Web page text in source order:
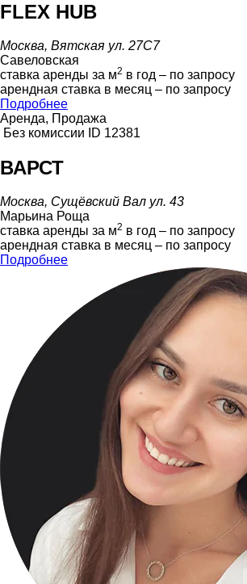
FLEX HUB
Москва, Вятская ул. 27С7
Савеловская
ставка аренды за м2 в год – по запросу
арендная ставка в месяц – по запросу
Подробнее
Аренда, Продажа
Без комиссии
ID 12381
ВАРСТ
Москва, Сущёвский Вал ул. 43
Марьина Роща
ставка аренды за м2 в год – по запросу
арендная ставка в месяц – по запросу
Подробнее